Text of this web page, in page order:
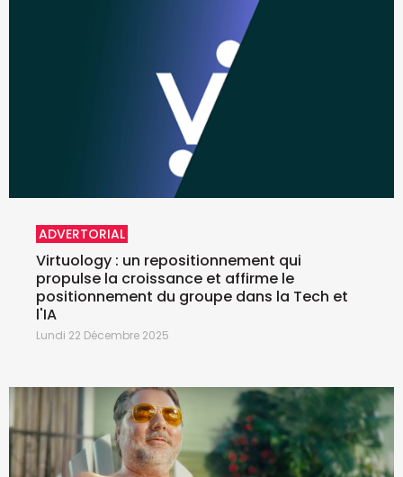
ADVERTORIAL
Virtuology : un repositionnement qui
propulse la croissance et affirme le
positionnement du groupe dans la Tech et
l'IA
Lundi 22 Décembre 2025